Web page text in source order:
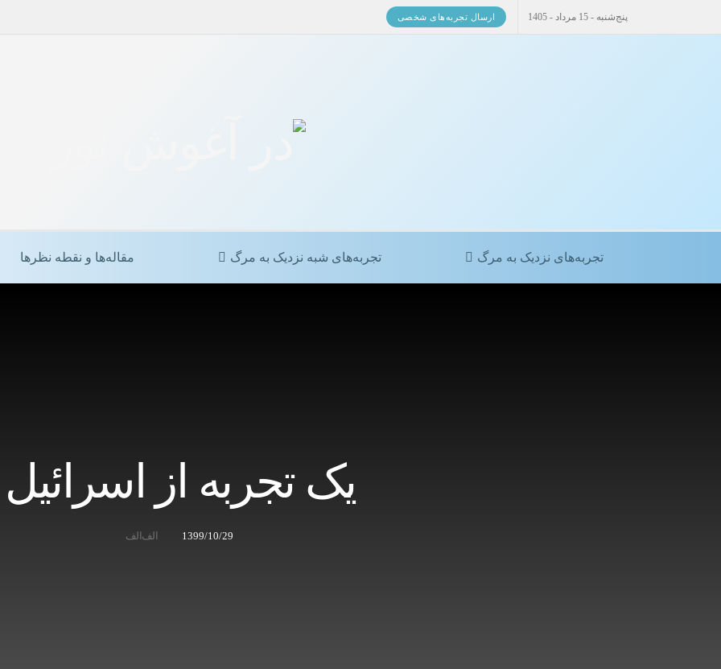
پنج‌شنبه - 15 مرداد - 1405 ارسال تجربه‌های شخصی
تجربه‌های نزدیک به مرگ تجربه‌های شبه نزدیک به مرگ مقاله‌ها و نقطه نظرها
یک تجربه از اسرائیل
1399/10/29